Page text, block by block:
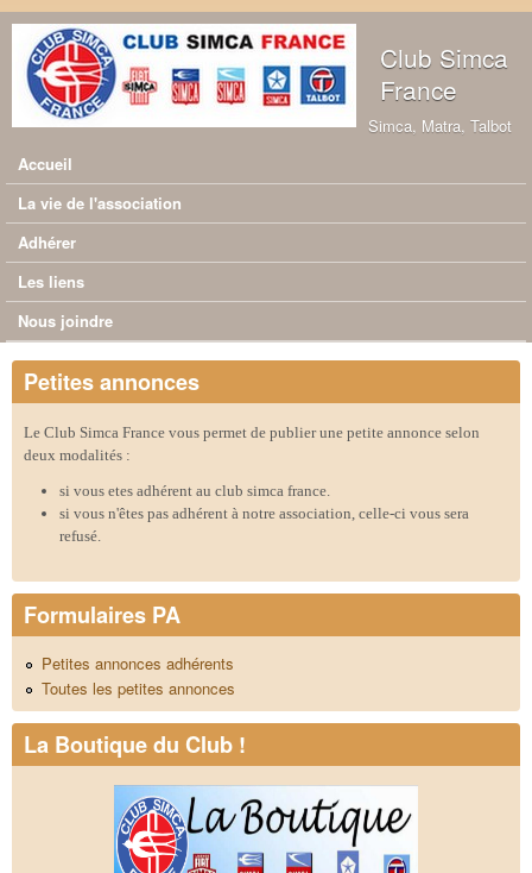
Aller au contenu principal
Club Simca
France
Simca, Matra, Talbot
Menu principal
Accueil
La vie de l'association
Adhérer
Les liens
Nous joindre
Petites annonces
Le Club Simca France vous permet de publier une petite annonce selon
deux modalités :
si vous etes adhérent au club simca france.
si vous n'êtes pas adhérent à notre association, celle-ci vous sera
refusé.
Formulaires PA
Petites annonces adhérents
Toutes les petites annonces
La Boutique du Club !